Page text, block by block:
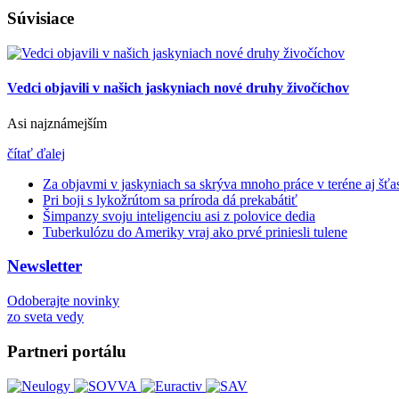
Súvisiace
Vedci objavili v našich jaskyniach nové druhy živočíchov
Asi najznámejším
čítať ďalej
Za objavmi v jaskyniach sa skrýva mnoho práce v teréne aj
Pri boji s lykožrútom sa príroda dá prekabátiť
Šimpanzy svoju inteligenciu asi z polovice dedia
Tuberkulózu do Ameriky vraj ako prvé priniesli tulene
Newsletter
Odoberajte novinky
zo sveta vedy
Partneri portálu